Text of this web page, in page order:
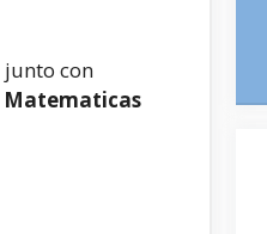
junto con
Matematicas